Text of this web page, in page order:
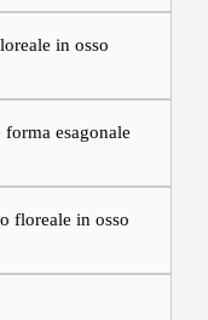
in osso
esagonale
floreale in osso